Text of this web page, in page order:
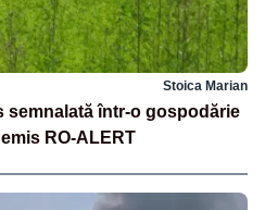
Stoica Marian
semnalată într-o gospodărie
RO-ALERT